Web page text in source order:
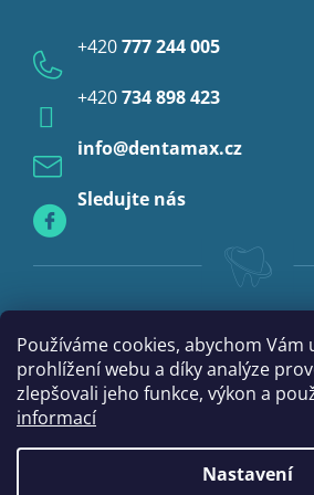
Používáme cookies, abychom
prohlížení webu a díky analýze
zlepšovali jeho funkce, výkon a
informací
Nastavení
Anestezie
Profylaxe
info@dentamax.cz
+420777 244 005
+420734 898 423
Sledujte nás
Vytvořil Shoptet |mime